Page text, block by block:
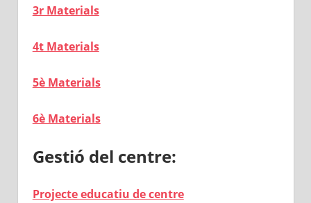
3r Materials
4t Materials
5è Materials
6è Materials
Gestió del centre:
Projecte educatiu de centre